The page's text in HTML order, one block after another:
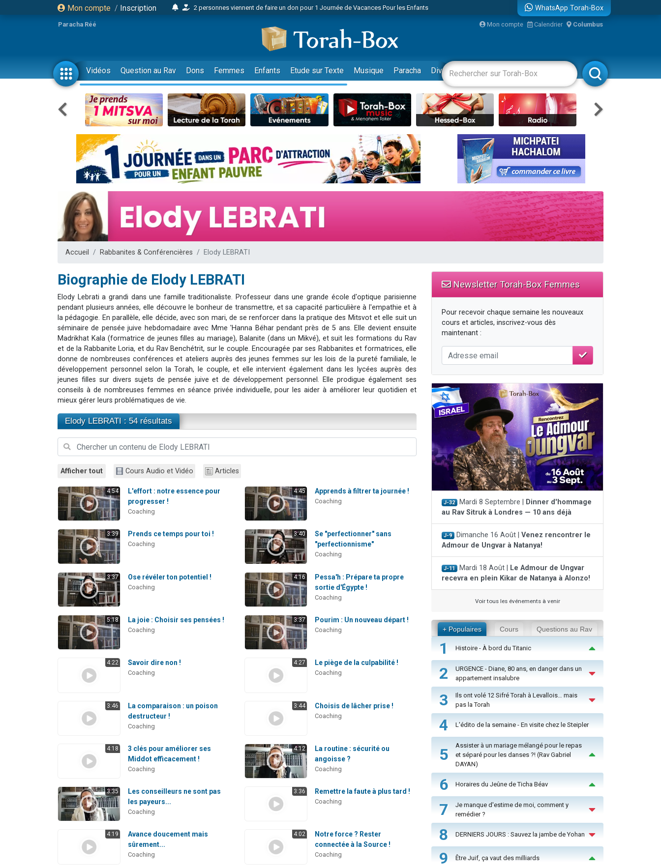
Mon compte / Inscription
2 personnes viennent de faire un don pour 1 Journée de Vacances Pour les Enfants
4 personnes viennent de nous rejoindre sur WhatsApp
Il reste 49 places pour étudier en groupe sur Zoom
23 personnes viennent de faire un don pour Diane, 80 ans, dans un appartement insalubre
Eva vient de donner son Maasser
4 personnes viennent de nous rejoindre sur WhatsApp
3 personnes viennent de nous rejoindre sur WhatsApp
3 personnes viennent de faire un don pour 5 jours de vacances aux Orphelins
2 personnes viennent de nous rejoindre sur WhatsApp
13 personnes viennent de demander une bénédiction
12 nouvelles musiques dans Torah-Box Music
Il reste 49 places pour étudier en groupe sur Zoom
3 personnes viennent de nous rejoindre sur WhatsApp
2 personnes viennent de nous rejoindre sur WhatsApp
3 personnes viennent de nous rejoindre sur WhatsApp
2 nouvelles musiques dans Torah-Box Music
4 personnes viennent de faire un don pour Reloger Rivka, 6 enfants, victime de violences...
WhatsApp Torah-Box
Paracha Réé Mon compte Calendrier Columbus
Vidéos Question au Rav Dons Femmes Enfants Etude sur Texte Musique Paracha Divertissements Livres Rabbanim
Accueil Rabbanites & Conférencières Elody LEBRATI
Biographie de Elody LEBRATI
Elody Lebrati a grandi dans une famille traditionaliste. Professeur dans une grande école d'optique parisienne
pendant plusieurs années, elle découvre le bonheur de transmettre, et sa capacité particulière à l'empathie et à
la pédagogie. En parallèle, elle décide, avec son mari, de se renforcer dans la pratique des Mitsvot et elle suit un
séminaire de pensée juive hebdomadaire avec Mme 'Hanna Béhar pendant près de 5 ans. Elle devient ensuite
Madrikhat Kala (formatrice de jeunes filles au mariage), Balanite (dans un Mikvé), et suit les formations du Rav
et de la Rabbanite Loria, et du Rav Benchétrit, sur le couple. Encouragée par ses Rabbanites et formatrices, elle
donne de nombreuses conférences et ateliers auprès des jeunes femmes sur les lois de la pureté familiale, le
développement personnel selon la Torah, le couple, et elle intervient également dans les lycées auprès des
jeunes filles sur divers sujets de pensée juive et de développement personnel. Elle prodigue également ses
conseils à de nombreuses femmes en séance privée individuelle, pour les aider à améliorer leur quotidien et
mieux gérer leurs problématiques de vie.
Elody LEBRATI : 54 résultats
Afficher tout Cours Audio et Vidéo Articles
4:54
L'effort : notre essence pour
progresser !
Coaching
4:45 Apprends à filtrer ta journée !
Coaching
3:39 Prends ce temps pour toi !
Coaching
3:40
Se "perfectionner" sans
"perfectionnisme"
Coaching
3:37 Ose révéler ton potentiel !
Coaching
4:16
Pessa'h : Prépare ta propre
sortie d'Égypte !
Coaching
5:18 La joie : Choisir ses pensées !
Coaching
3:37 Pourim : Un nouveau départ !
Coaching
4:22 Savoir dire non !
Coaching
4:27 Le piège de la culpabilité !
Coaching
3:46
La comparaison : un poison
destructeur !
Coaching
3:44 Choisis de lâcher prise !
Coaching
4:18
3 clés pour améliorer ses
Middot efficacement !
Coaching
4:12
La routine : sécurité ou
angoisse ?
Coaching
3:35
Les conseilleurs ne sont pas
les payeurs...
Coaching
3:36 Remettre la faute à plus tard !
Coaching
4:19
Avance doucement mais
sûrement...
Coaching
4:02
Notre force ? Rester
connectée à la Source !
Coaching
Newsletter Torah-Box Femmes
Pour recevoir chaque semaine les nouveaux
cours et articles, inscrivez-vous dès
maintenant :
J-32 Mardi 8 Septembre |
Dinner d'hommage
au Rav Sitruk à Londres — 10 ans déjà
J-9 Dimanche 16 Août | Venez rencontrer le
Admour de Ungvar à Natanya!
J-11 Mardi 18 Août |
Le Admour de Ungvar
recevra en plein Kikar de Natanya à Alonzo!
Voir tous les événements à venir
+ Populaires Cours Questions au Rav
1 Histoire - À bord du Titanic
2
URGENCE - Diane, 80 ans, en danger dans un
appartement insalubre
3
Ils ont volé 12 Sifré Torah à Levallois… mais
pas la Torah
4 L'édito de la semaine - En visite chez le Steipler
5
Assister à un mariage mélangé pour le repas
et séparé pour les danses ?! (Rav Gabriel
DAYAN)
6 Horaires du Jeûne de Ticha Béav
7
Je manque d'estime de moi, comment y
remédier ?
8 DERNIERS JOURS : Sauvez la jambe de Yohan
9 Être Juif, ça vaut des milliards